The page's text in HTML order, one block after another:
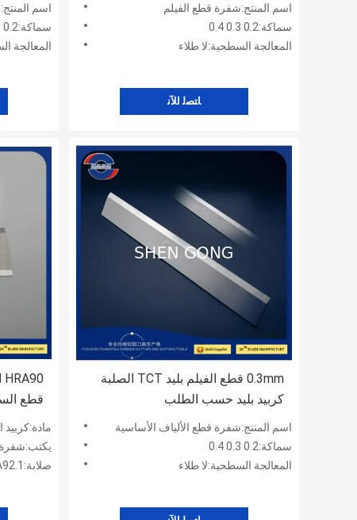
اسم
سماكة:0.2 0.3 0.4
المعالجة
اسم المنتج:شفرة قطع الفيلم
سماكة:0.2 0.3 0.4
المعالجة السطحية:لا طلاء
ﺎﺘﺼﻟ ﺍﻶﻧ
قطع
المضادة
مادة:كربيد
يكتب:شفرة
صلابة:HRA90-HRA92.1
0.3mm قطع الفيلم بليد TCT الصلبة
كربيد بليد حسب الطلب
اسم المنتج:شفرة قطع الألياف الأساسية
سماكة:0.2 0.3 0.4
المعالجة السطحية:لا طلاء